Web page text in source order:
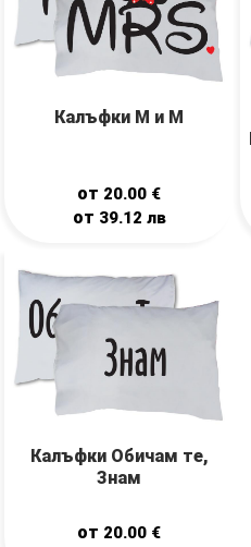
Калъфки М и М
от 20.00 €
от 39.12 лв
Калъфки Обичам те,
Знам
от 20.00 €